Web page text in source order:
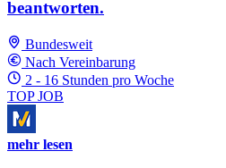
beantworten.
Bundesweit
Nach Vereinbarung
2 - 16 Stunden pro Woche
TOP JOB
mehr lesen